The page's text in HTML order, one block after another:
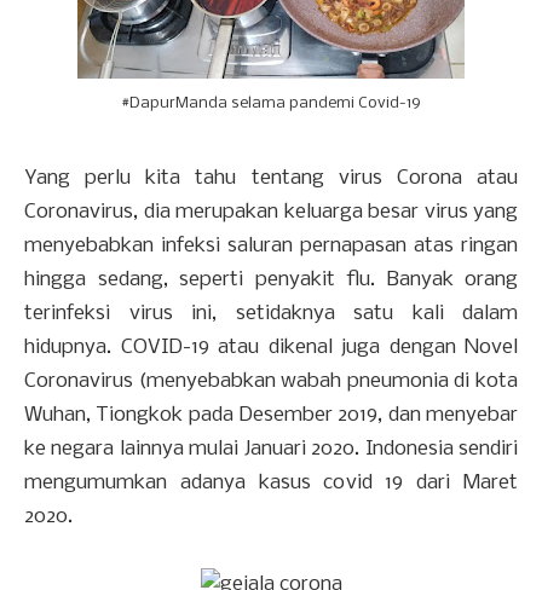
#DapurManda selama pandemi Covid-19
Yang perlu kita tahu tentang virus Corona atau
Coronavirus, dia merupakan keluarga besar virus yang
menyebabkan infeksi saluran pernapasan atas ringan
hingga sedang, seperti penyakit flu. Banyak orang
terinfeksi virus ini, setidaknya satu kali dalam
hidupnya. COVID-19 atau dikenal juga dengan Novel
Coronavirus (menyebabkan wabah pneumonia di kota
Wuhan, Tiongkok pada Desember 2019, dan menyebar
ke negara lainnya mulai Januari 2020. Indonesia sendiri
mengumumkan adanya kasus covid 19 dari Maret
2020.